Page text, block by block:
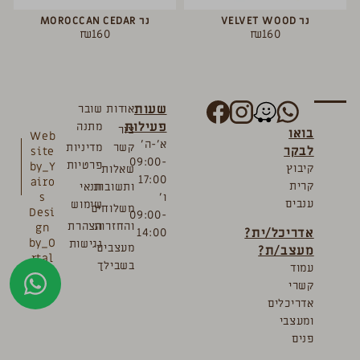
נר VELVET WOOD
₪160
נר MOROCCAN CEDAR
₪160
בואו
לבקר
קיבוץ
קרית
ענבים
אדריכל/ית?
מעצב/ת?
עמוד
קשרי
אדריכלים
ומעצבי
פנים
שעות
פעילות
א’-ה’
09:00-
17:00
ו’
09:00-
14:00
אודות
צור
קשר
שאלות
ותשובות
משלוחים
והחזרות
מעצבים
בשבילך
שובר
מתנה
מדיניות
פרטיות
תנאי
שימוש
הצהרת
נגישות
Web
site
by_Y
airo
s
Desi
gn
by_O
rtal
Bre
mler